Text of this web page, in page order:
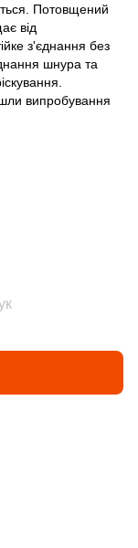
Потовщений
від
з'єднання без
шнура та
випробування